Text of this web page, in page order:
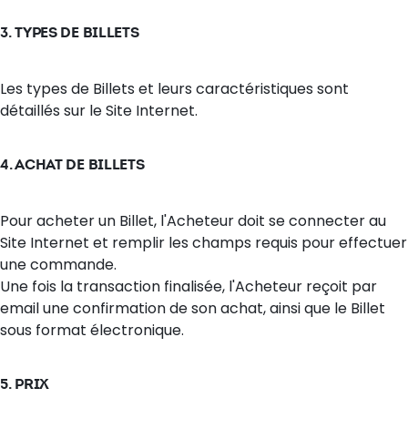
3. TYPES DE BILLETS
Les types de Billets et leurs caractéristiques sont
détaillés sur le Site Internet.
4. ACHAT DE BILLETS
Pour acheter un Billet, l'Acheteur doit se connecter au
Site Internet et remplir les champs requis pour effectuer
une commande.
Une fois la transaction finalisée, l'Acheteur reçoit par
email une confirmation de son achat, ainsi que le Billet
sous format électronique.
5. PRIX